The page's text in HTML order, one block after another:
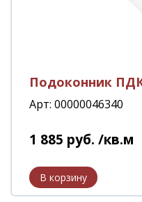
Подоконник
Арт: 00000046340
1 885 руб. /кв.м